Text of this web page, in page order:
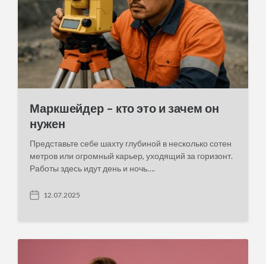
Маркшейдер – кто это и зачем он
нужен
Представьте себе шахту глубиной в несколько сотен
метров или огромный карьер, уходящий за горизонт.
Работы здесь идут день и ночь….
P
12.07.2025